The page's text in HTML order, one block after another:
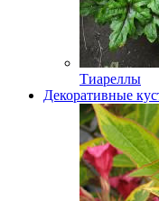
Тиареллы
Декоративные